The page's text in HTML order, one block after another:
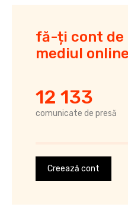
fă-ți cont de
mediul online
12 133
comunicate de presă
Creează cont